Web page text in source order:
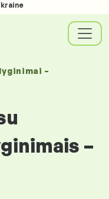
–
–